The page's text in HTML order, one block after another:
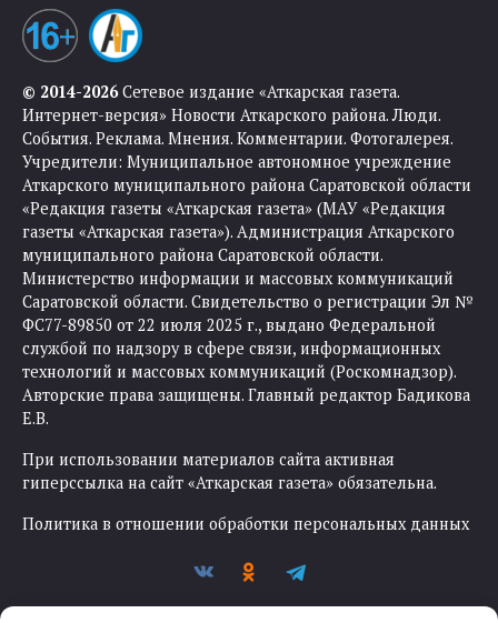
© 2014-2026Сетевое издание «Аткарская газета.
Интернет-версия» Новости Аткарского района. Люди.
События. Реклама. Мнения. Комментарии. Фотогалерея.
Учредители: Муниципальное автономное учреждение
Аткарского муниципального района Саратовской области
«Редакция газеты «Аткарская газета» (МАУ «Редакция
газеты «Аткарская газета»). Администрация Аткарского
муниципального района Саратовской области.
Министерство информации и массовых коммуникаций
Саратовской области. Свидетельство о регистрации Эл №
ФС77-89850 от 22 июля 2025 г., выдано Федеральной
службой по надзору в сфере связи, информационных
технологий и массовых коммуникаций (Роскомнадзор).
Авторские права защищены. Главный редактор Бадикова
Е.В.
При использовании материалов сайта активная
гиперссылка на сайт «Аткарская газета» обязательна.
Политика в отношении обработки персональных данных